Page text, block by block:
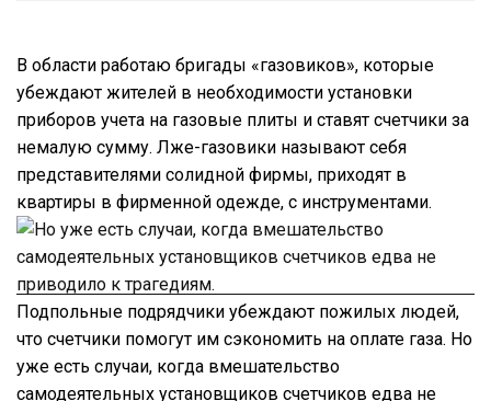
В области работаю бригады «газовиков», которые
убеждают жителей в необходимости установки
приборов учета на газовые плиты и ставят счетчики за
немалую сумму. Лже-газовики называют себя
представителями солидной фирмы, приходят в
квартиры в фирменной одежде, с инструментами.
Подпольные подрядчики убеждают пожилых людей,
что счетчики помогут им сэкономить на оплате газа. Но
уже есть случаи, когда вмешательство
самодеятельных установщиков счетчиков едва не